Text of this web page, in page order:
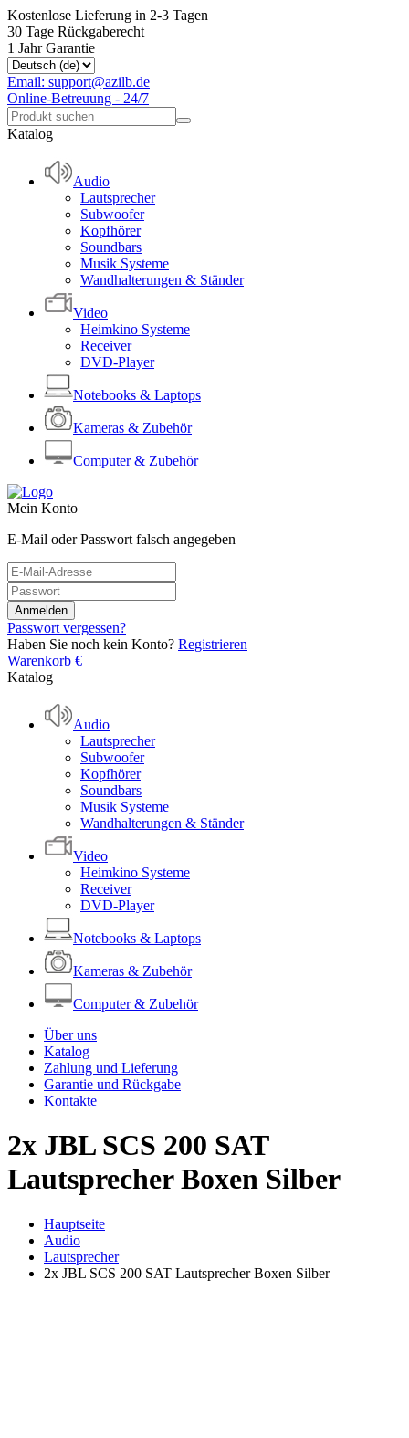
Kostenlose Lieferung in 2-3 Tagen
30 Tage Rückgaberecht
1 Jahr Garantie
Email: support@azilb.de
Online-Betreuung - 24/7
Katalog
Audio
Lautsprecher
Subwoofer
Kopfhörer
Soundbars
Musik Systeme
Wandhalterungen & Ständer
Video
Heimkino Systeme
Receiver
DVD-Player
Notebooks & Laptops
Kameras & Zubehör
Computer & Zubehör
Mein Konto
E-Mail oder Passwort falsch angegeben
Passwort vergessen?
Haben Sie noch kein Konto? Registrieren
Warenkorb €
Katalog
Audio
Lautsprecher
Subwoofer
Kopfhörer
Soundbars
Musik Systeme
Wandhalterungen & Ständer
Video
Heimkino Systeme
Receiver
DVD-Player
Notebooks & Laptops
Kameras & Zubehör
Computer & Zubehör
Über uns
Katalog
Zahlung und Lieferung
Garantie und Rückgabe
Kontakte
2x JBL SCS 200 SAT
Lautsprecher Boxen Silber
Hauptseite
Audio
Lautsprecher
2x JBL SCS 200 SAT Lautsprecher Boxen Silber